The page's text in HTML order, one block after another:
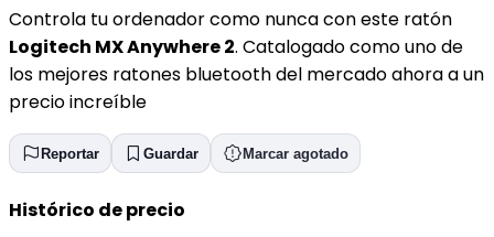
Controla tu ordenador como nunca con este ratón
Logitech MX Anywhere 2. Catalogado como uno de
los mejores ratones bluetooth del mercado ahora a un
precio increíble
Reportar Guardar Marcar agotado
Histórico de precio